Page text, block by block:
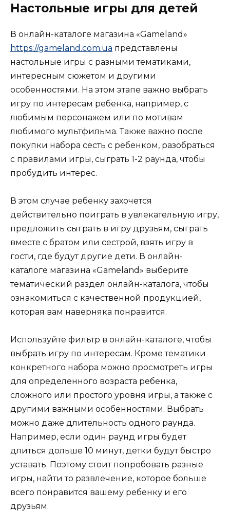
Настольные игры для детей
В онлайн-каталоге магазина «Gameland»
https://gameland.com.ua представлены
настольные игры с разными тематиками,
интересным сюжетом и другими
особенностями. На этом этапе важно выбрать
игру по интересам ребенка, например, с
любимым персонажем или по мотивам
любимого мультфильма. Также важно после
покупки набора сесть с ребенком, разобраться
с правилами игры, сыграть 1-2 раунда, чтобы
пробудить интерес.
В этом случае ребенку захочется
действительно поиграть в увлекательную игру,
предложить сыграть в игру друзьям, сыграть
вместе с братом или сестрой, взять игру в
гости, где будут другие дети. В онлайн-
каталоге магазина «Gameland» выберите
тематический раздел онлайн-каталога, чтобы
ознакомиться с качественной продукцией,
которая вам наверняка понравится.
Используйте фильтр в онлайн-каталоге, чтобы
выбрать игру по интересам. Кроме тематики
конкретного набора можно просмотреть игры
для определенного возраста ребенка,
сложного или простого уровня игры, а также с
другими важными особенностями. Выбрать
можно даже длительность одного раунда.
Например, если один раунд игры будет
длиться дольше 10 минут, детки будут быстро
уставать. Поэтому стоит попробовать разные
игры, найти то развлечение, которое больше
всего понравится вашему ребенку и его
друзьям.